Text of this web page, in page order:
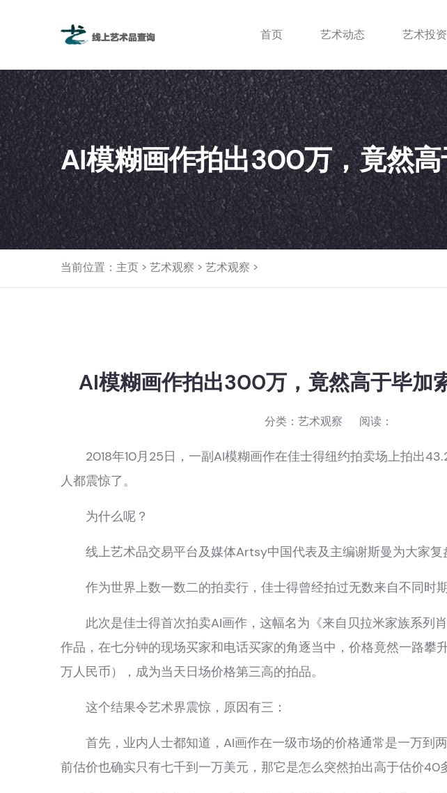
首页 艺术动态 艺术投
AI模糊画作拍出300万，竟然
当前位置： 主页 > 艺术观察 > 艺术观察 >
AI模糊画作拍出300万，竟然高于毕加
分类： 艺术观察 阅读：
2018年10月25日，一副AI模糊画作在佳士得纽约拍卖场上拍出
人都震惊了。
为什么呢？
线上艺术品交易平台及媒体Artsy中国代表及主编谢斯曼为大家复
作为世界上数一数二的拍卖行，佳士得曾经拍过无数来自不同时期
此次是佳士得首次拍卖AI画作，这幅名为《来自贝拉米家族系列肖
作品，在七分钟的现场买家和电话买家的角逐当中，价格竟然一路攀
万人民币）
，成为当天日场价格第三高的拍品。
这个结果令艺术界震惊，原因有三：
首先，业内人士都知道，AI画作在一级市场的价格通常是一万到
前估价也确实只有七千到一万美元，那它是怎么突然拍出高于估价40